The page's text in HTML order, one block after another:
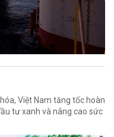
Việt Nam tăng tốc hoàn
tư xanh và nâng cao sức